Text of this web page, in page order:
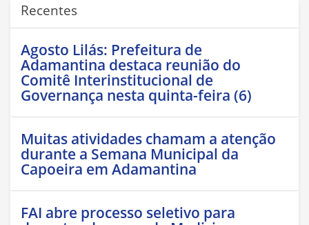
Recentes
Agosto Lilás: Prefeitura de
Adamantina destaca reunião do
Comitê Interinstitucional de
Governança nesta quinta-feira (6)
Muitas atividades chamam a atenção
durante a Semana Municipal da
Capoeira em Adamantina
FAI abre processo seletivo para